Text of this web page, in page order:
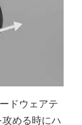
ドウェアテ
める時にハ